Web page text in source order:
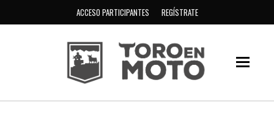
ACCESO PARTICIPANTES REGÍSTRATE